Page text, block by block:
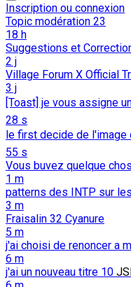
Inscription ou connexion
Topic modération 23
18 h
Suggestions et
2 j
Village Forum X Official
3 j
[Toast] je vous assigne
28 s
le first decide de l'image
55 s
Vous buvez quelque
1 m
patterns des INTP sur
3 m
Fraisalin 32 Cyanure
5 m
j'ai choisi de renoncer a
6 m
j'ai un nouveau titre 10